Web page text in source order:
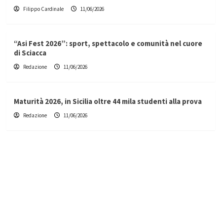
Filippo Cardinale 11/06/2026
“Asi Fest 2026”: sport, spettacolo e comunità nel cuore
di Sciacca
Redazione 11/06/2026
Maturità 2026, in Sicilia oltre 44 mila studenti alla prova
Redazione 11/06/2026